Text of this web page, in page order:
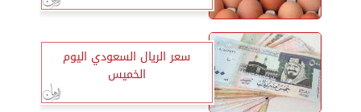
سعر الريال السعودي اليوم
الخميس